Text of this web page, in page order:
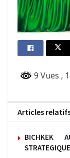
9 Vues ,
Articles
BICHKEK